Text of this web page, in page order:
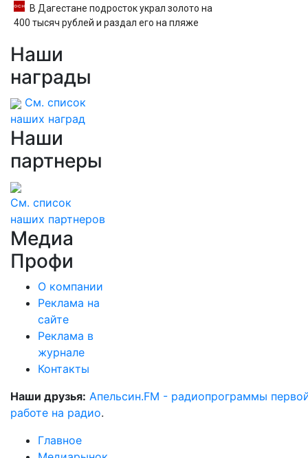
В Дагестане подросток украл золото на
400 тысяч рублей и раздал его на пляже
Наши
награды
См. список
наших наград
Наши
партнеры
См. список
наших партнеров
Медиа
Профи
О компании
Реклама на
сайте
Реклама в
журнале
Контакты
Наши друзья: Апельсин.FM - радиопрограммы
работе на радио.
Главное